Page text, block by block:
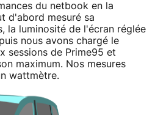
du netbook en la
d'abord mesuré sa
la luminosité de l'écran réglée
nous avons chargé le
sessions de Prime95 et
maximum. Nos mesures
wattmètre.